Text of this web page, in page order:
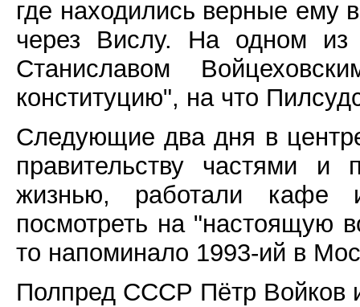
где находились верные ему
через Вислу. На одном из
Станиславом
конституцию", на что
Следующие два дня в
правительству частями и
жизнью, работали кафе
посмотреть на "настоящую
то напоминало 1993-ий в
Полпред СССР Пётр Войков